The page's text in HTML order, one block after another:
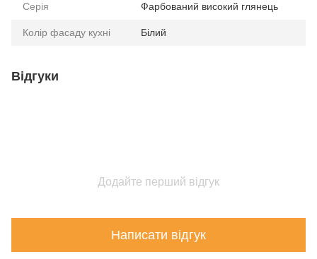
Серія Фарбований високий глянець
Колір фасаду кухні Білий
Відгуки
Додайте перший відгук
Написати відгук